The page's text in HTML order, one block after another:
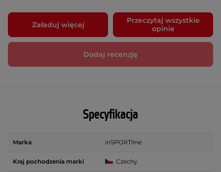
Załaduj więcej
Przeczytaj wszystkie
opinie
Dodaj recenzję
Specyfikacja
Marka inSPORTline
Kraj pochodzenia marki Czechy